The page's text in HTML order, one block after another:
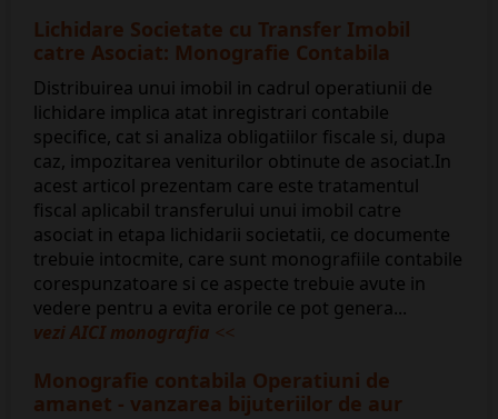
Lichidare Societate cu Transfer Imobil
catre Asociat: Monografie Contabila
Distribuirea unui imobil in cadrul operatiunii de
lichidare implica atat inregistrari contabile
specifice, cat si analiza obligatiilor fiscale si, dupa
caz, impozitarea veniturilor obtinute de asociat.In
acest articol prezentam care este tratamentul
fiscal aplicabil transferului unui imobil catre
asociat in etapa lichidarii societatii, ce documente
trebuie intocmite, care sunt monografiile contabile
corespunzatoare si ce aspecte trebuie avute in
vedere pentru a evita erorile ce pot genera...
vezi AICI monografia <<
Monografie contabila Operatiuni de
amanet - vanzarea bijuteriilor de aur